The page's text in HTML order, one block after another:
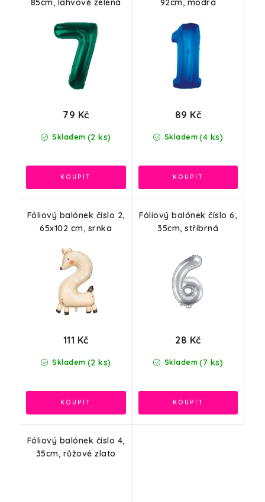
85cm, lahvově zelená
Skladem (2 ks)
79 Kč
92cm, modrá
Skladem (4 ks)
89 Kč
Fóliový balónek číslo 2,
65x102 cm, srnka
Skladem (2 ks)
111 Kč
Fóliový balónek číslo 6,
35cm, stříbrná
Skladem (7 ks)
28 Kč
Fóliový balónek číslo 4,
35cm, růžové zlato